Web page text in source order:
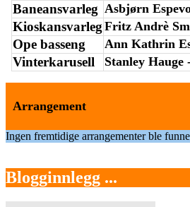
Baneansvarleg Asbjørn
KioskansvarlegFritz Andrè
Ope basseng Ann Kathrin
Vinterkarusell Stanley Hauge
Arrangement
Ingen fremtidige arrangementer ble
Blogginnlegg ...